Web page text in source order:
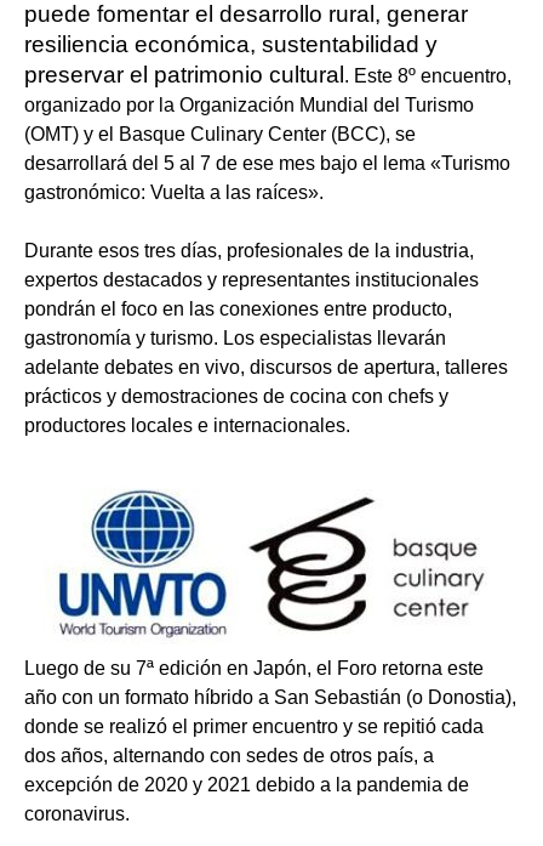
puede fomentar el desarrollo rural, generar
resiliencia económica, sustentabilidad y
preservar el patrimonio cultural . Este 8º encuentro,
organizado por la Organización Mundial del Turismo
(OMT) y el Basque Culinary Center (BCC), se
desarrollará del 5 al 7 de ese mes bajo el lema «Turismo
gastronómico: Vuelta a las raíces».
Durante esos tres días, profesionales de la industria,
expertos destacados y representantes institucionales
pondrán el foco en las conexiones entre producto,
gastronomía y turismo. Los especialistas llevarán
adelante debates en vivo, discursos de apertura, talleres
prácticos y demostraciones de cocina con chefs y
productores locales e internacionales.
Luego de su 7ª edición en Japón, el Foro retorna este
año con un formato híbrido a San Sebastián (o Donostia),
donde se realizó el primer encuentro y se repitió cada
dos años, alternando con sedes de otros país, a
excepción de 2020 y 2021 debido a la pandemia de
coronavirus.